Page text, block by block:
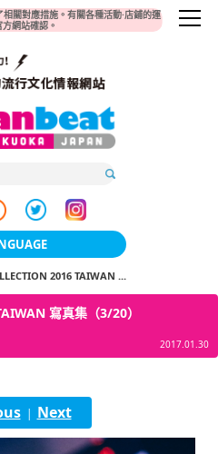
關對應措施。有關各種活動·店鋪的運
網站確認。
本語
국어
2016 TAIWAN ...
寫真集（3/20）
2017.01.30
| Next